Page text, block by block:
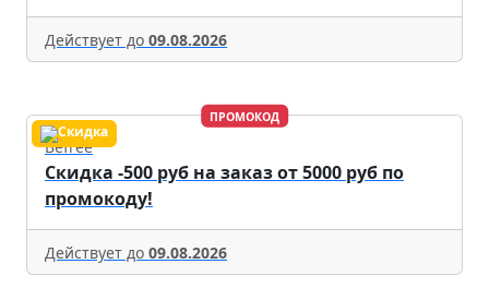
Действует до 09.08.2026
ПРОМОКОД
Befree
Скидка -500 руб на заказ от 5000 руб по
промокоду!
Действует до 09.08.2026